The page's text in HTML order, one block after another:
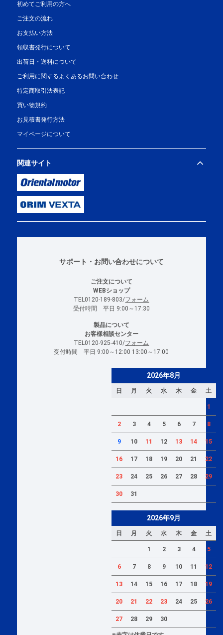
初めてご利用の方へ
ご注文の流れ
お支払い方法
領収書発行について
出荷日・送料について
ご利用に関するよくあるお問い合わせ
特定商取引法表記
買い物規約
お見積書発行方法
マイページについて
関連サイト
サポート・お問い合わせについて
ご注文について
WEBショップ
TEL0120-189-803/フォーム
受付時間 平日 9:00～17:30
製品について
お客様相談センター
TEL0120-925-410/フォーム
受付時間 平日 9:00～12:00 13:00～17:00
2026年8月
日 月 火 水 木 金 土
1
2 3 4 5 6 7 8
9 10 11 12 13 14 15
16 17 18 19 20 21 22
23 24 25 26 27 28 29
30 31
2026年9月
日 月 火 水 木 金 土
1 2 3 4 5
6 7 8 9 10 11 12
13 14 15 16 17 18 19
20 21 22 23 24 25 26
27 28 29 30